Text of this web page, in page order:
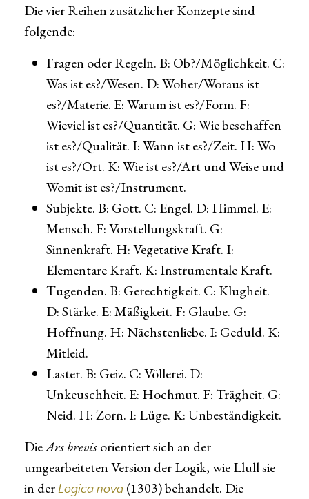
Die vier Reihen zusätzlicher Konzepte sind
folgende:
Fragen oder Regeln. B: Ob?/Möglichkeit. C:
Was ist es?/Wesen. D: Woher/Woraus ist
es?/Materie. E: Warum ist es?/Form. F:
Wieviel ist es?/Quantität. G: Wie beschaffen
ist es?/Qualität. I: Wann ist es?/Zeit. H: Wo
ist es?/Ort. K: Wie ist es?/Art und Weise und
Womit ist es?/Instrument.
Subjekte. B: Gott. C: Engel. D: Himmel. E:
Mensch. F: Vorstellungskraft. G:
Sinnenkraft. H: Vegetative Kraft. I:
Elementare Kraft. K: Instrumentale Kraft.
Tugenden. B: Gerechtigkeit. C: Klugheit.
D: Stärke. E: Mäßigkeit. F: Glaube. G:
Hoffnung. H: Nächstenliebe. I: Geduld. K:
Mitleid.
Laster. B: Geiz. C: Völlerei. D:
Unkeuschheit. E: Hochmut. F: Trägheit. G:
Neid. H: Zorn. I: Lüge. K: Unbeständigkeit.
DieArs brevisorientiert sich an der
umgearbeiteten Version der Logik, wie Llull sie
in der Logica nova (1303) behandelt. Die